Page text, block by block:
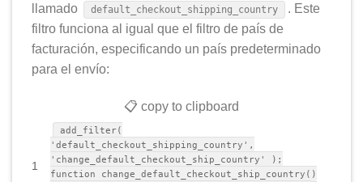
llamado
default_checkout_shipping_country
. Este
filtro funciona al igual que el filtro de país de
facturación, especificando un país predeterminado
para el envío:
📋 copy to clipboard
1
add_filter(
'default_checkout_shipping_country',
'change_default_checkout_ship_country' );
function change_default_checkout_ship_country()